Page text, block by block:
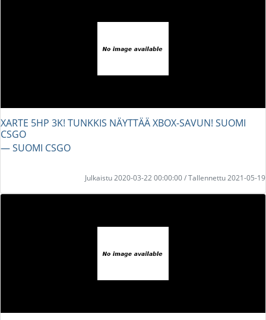
XARTE 5HP 3K! TUNKKIS NÄYTTÄÄ XBOX-SAVUN! SUOMI
CSGO
― SUOMI CSGO
Julkaistu 2020-03-22 00:00:00 / Tallennettu 2021-05-19